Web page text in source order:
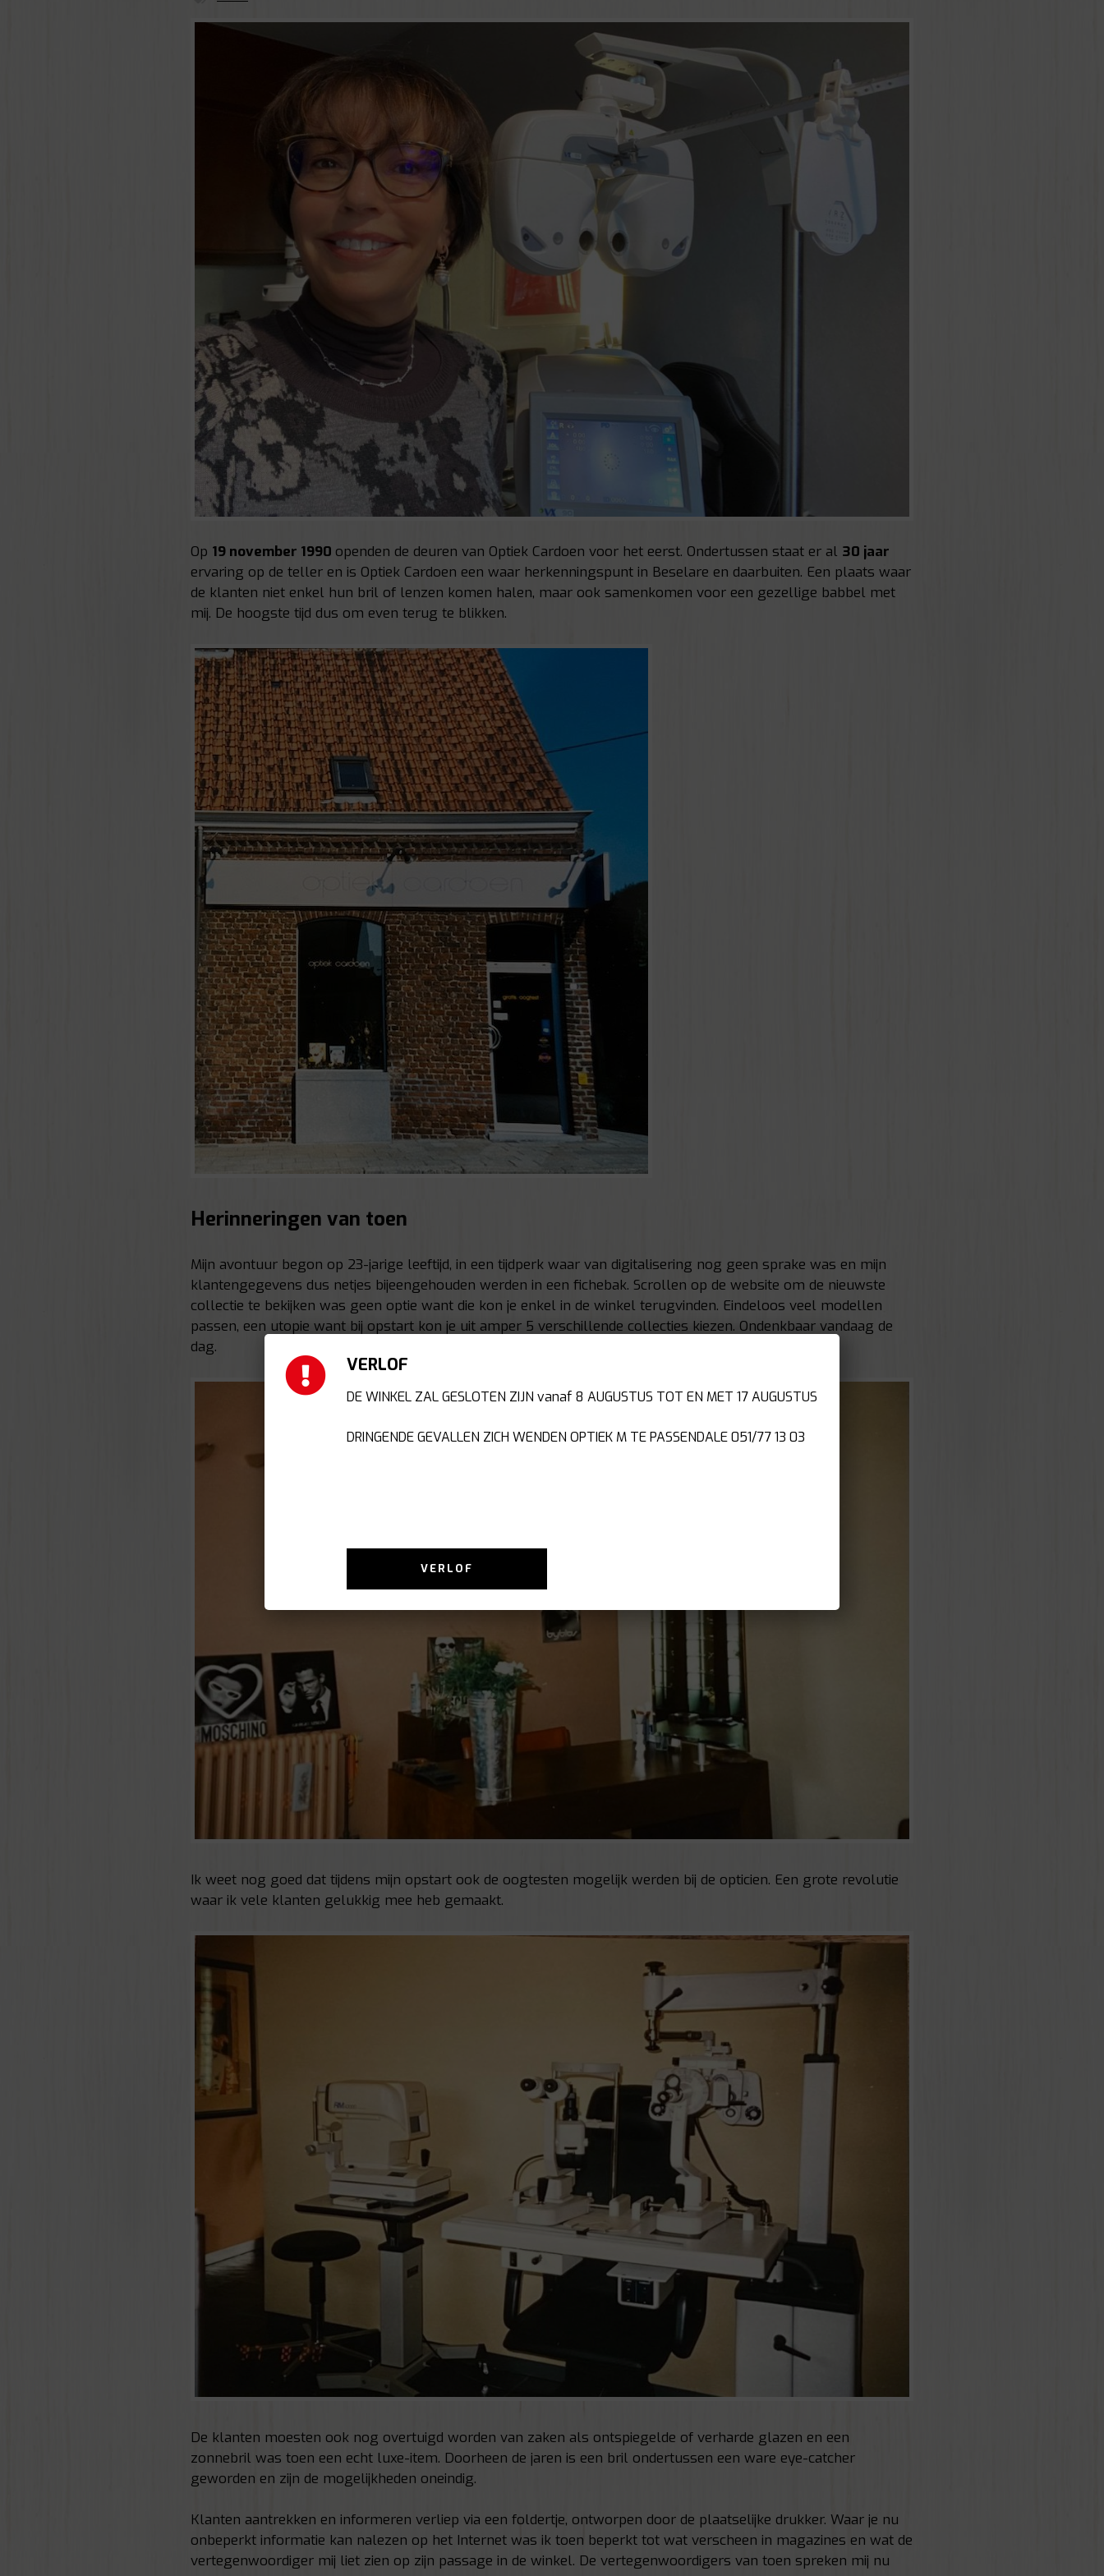
Op 19 november 1990 openden de deuren van Optiek Cardoen voor het eerst. Ondertussen staat er al 30 jaar
ervaring op de teller en is Optiek Cardoen een waar herkenningspunt in Beselare en daarbuiten. Een plaats waar
de klanten niet enkel hun bril of lenzen komen halen, maar ook samenkomen voor een gezellige babbel met
mij. De hoogste tijd dus om even terug te blikken.
Herinneringen van toen
Mijn avontuur begon op 23-jarige leeftijd, in een tijdperk waar van digitalisering nog geen sprake was en mijn
klantengegevens dus netjes bijeengehouden werden in een fichebak. Scrollen op de website om de nieuwste
collectie te bekijken was geen optie want die kon je enkel in de winkel terugvinden. Eindeloos veel modellen
passen, een utopie want bij opstart kon je uit amper 5 verschillende collecties kiezen. Ondenkbaar vandaag de
dag.
Ik weet nog goed dat tijdens mijn opstart ook de oogtesten mogelijk werden bij de opticien. Een grote revolutie
waar ik vele klanten gelukkig mee heb gemaakt.
De klanten moesten ook nog overtuigd worden van zaken als ontspiegelde of verharde glazen en een
zonnebril was toen een echt luxe-item. Doorheen de jaren is een bril ondertussen een ware eye-catcher
geworden en zijn de mogelijkheden oneindig.
Klanten aantrekken en informeren verliep via een foldertje, ontworpen door de plaatselijke drukker. Waar je nu
onbeperkt informatie kan nalezen op het Internet was ik toen beperkt tot wat verscheen in magazines en wat de
vertegenwoordiger mij liet zien op zijn passage in de winkel. De vertegenwoordigers van toen spreken mij nu
VERLOF
DE WINKEL ZAL GESLOTEN ZIJN vanaf 8 AUGUSTUS TOT EN MET 17 AUGUSTUS
DRINGENDE GEVALLEN ZICH WENDEN OPTIEK M TE PASSENDALE 051/77 13 03
VERLOF